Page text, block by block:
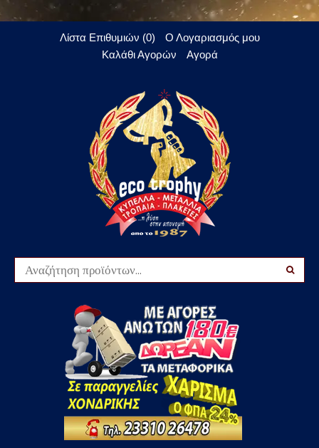
Λίστα Επιθυμιών (0)
Ο Λογαριασμός μου
Καλάθι Αγορών
Αγορά